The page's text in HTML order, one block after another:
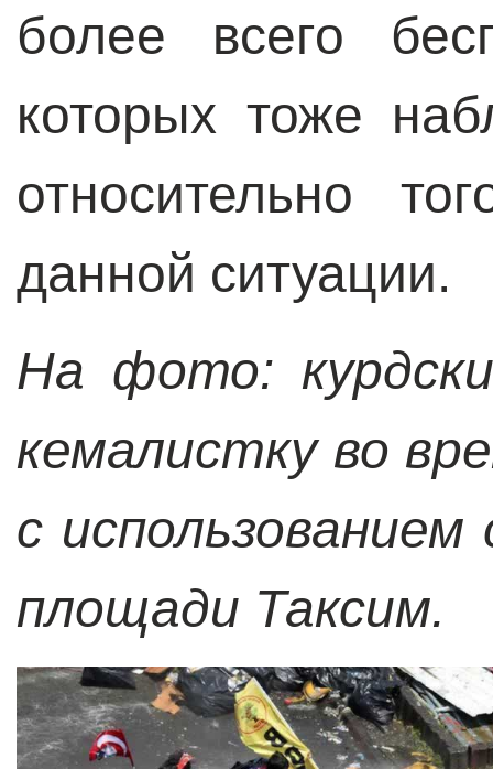
более всего
которых тоже
относительно
данной ситуации.
На фото:
кемалистку во
с использованием
площади Таксим.